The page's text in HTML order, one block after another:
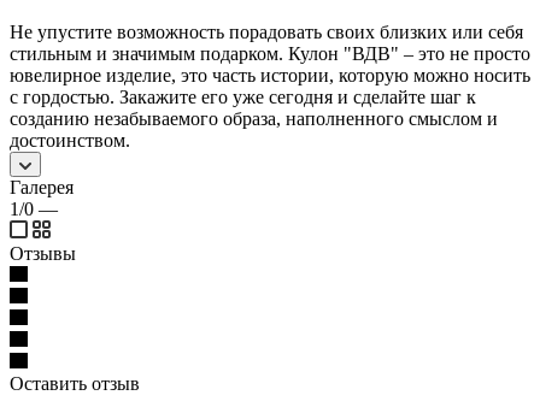
Не упустите возможность порадовать своих близких или себя
стильным и значимым подарком. Кулон "ВДВ" – это не просто
ювелирное изделие, это часть истории, которую можно носить
с гордостью. Закажите его уже сегодня и сделайте шаг к
созданию незабываемого образа, наполненного смыслом и
достоинством.
Галерея
1/0 —
Отзывы
Оставить отзыв